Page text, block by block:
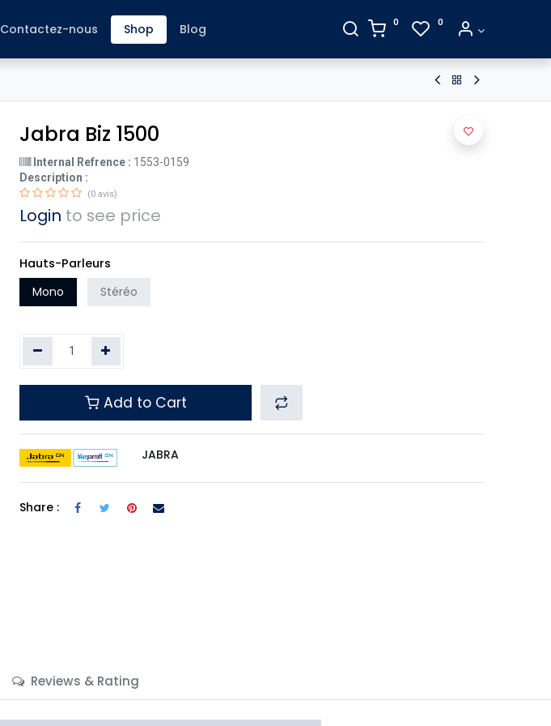
Contactez-nous Shop Blog 0 0
Jabra Biz 1500
Internal Refrence : 1553-0159
Description :
(0 avis)
Login to see price
Hauts-Parleurs
Mono
Stéréo
Add to Cart
JABRA
Share :
Reviews & Rating